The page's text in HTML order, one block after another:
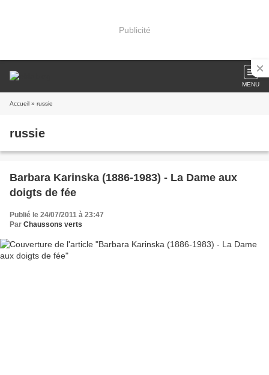
Publicité
MENU
Accueil » russie
russie
Barbara Karinska (1886-1983) - La Dame aux
doigts de fée
Publié le 24/07/2011 à 23:47
Par Chaussons verts